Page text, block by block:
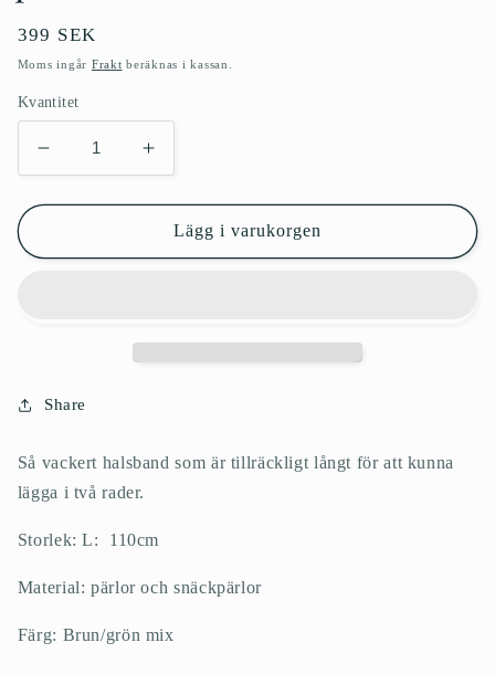
Ordinarie
pris
399 SEK
Moms ingår Frakt beräknas i kassan.
Kvantitet
Minska
kvantitet
för
brungrön
Öka
kvantitet
för
Halsband
brungrön
Lägg i varukorgen
Share
Så vackert halsband som är tillräckligt långt för att kunna
lägga i två rader.
Storlek: L: 110cm
Material: pärlor och snäckpärlor
Färg: Brun/grön mix